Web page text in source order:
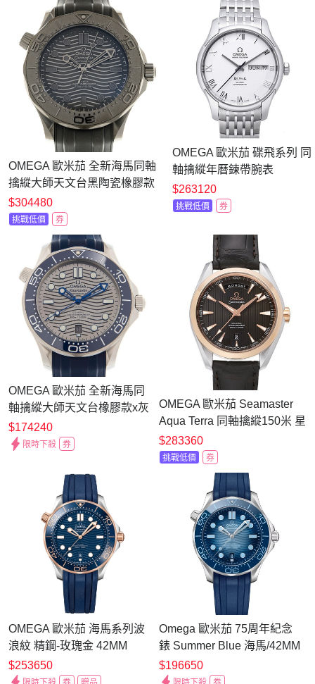
OMEGA 歐米茄 全新海馬同軸
擒縱大師天文台黑陶瓷橡膠款
(210.92.44.20.01.003)x43.5mm
$304480
挑戰低價 券
OMEGA 歐米茄 碟飛系列 同
軸擒縱年曆鍊帶腕表
(431.10.41.22.02.001)x銀面
x41mm
$263120
挑戰低價 券
OMEGA 歐米茄 全新海馬同
軸擒縱大師天文台橡膠款x灰
x42mm
$174240
限時下殺 券
OMEGA 歐米茄 Seamaster
Aqua Terra 同軸擒縱150米 星
期日期皮帶款
(231.23.42.22.06.001)x41.5mm
$283360
挑戰低價 券
OMEGA 歐米茄 海馬系列波
浪紋 精鋼‑玫瑰金 42MM
$253650
Omega 歐米茄 75周年紀念
錶 Summer Blue 海馬/42MM
$196650